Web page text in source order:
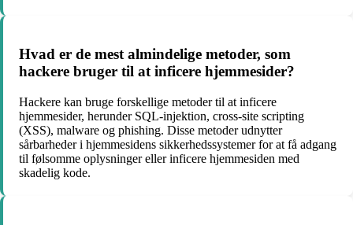
Hvad er de mest almindelige metoder, som
hackere bruger til at inficere hjemmesider?
Hackere kan bruge forskellige metoder til at inficere
hjemmesider, herunder SQL-injektion, cross-site scripting
(XSS), malware og phishing. Disse metoder udnytter
sårbarheder i hjemmesidens sikkerhedssystemer for at få adgang
til følsomme oplysninger eller inficere hjemmesiden med
skadelig kode.